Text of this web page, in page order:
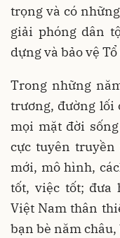
trọng và có
giải phóng dân
dựng và bảo vệ
Trong những
trương, đường lối
mọi mặt đời
cực tuyên
mới, mô hình,
tốt, việc tốt; đưa
Việt Nam thân
bạn bè năm